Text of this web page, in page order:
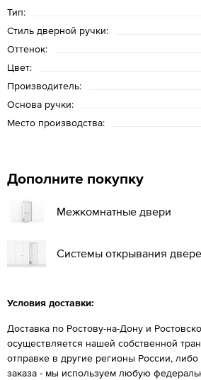
Тип:
Стиль дверной ручки:
Оттенок:
Цвет:
Производитель:
Основа ручки:
Место производства:
Дополните покупку
Межкомнатные двери
Системы открывания
Условия доставки:
Доставка по Ростову-на-Дону и
осуществляется нашей собственной
отправке в другие регионы России,
заказа - мы используем любую